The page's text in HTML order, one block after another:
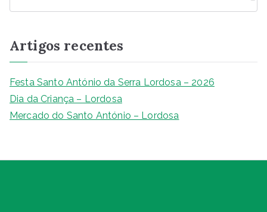
e
b
o
o
k
s
p
p
e
g
er
e y
l
e
u
i
s
r
Artigos recentes
Festa Santo António da Serra Lordosa – 2026
Dia da Criança – Lordosa
Mercado do Santo António – Lordosa